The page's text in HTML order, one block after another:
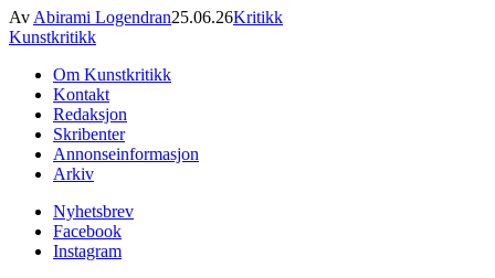
Av Abirami Logendran25.06.26Kritikk
Kunstkritikk
Om Kunstkritikk
Kontakt
Redaksjon
Skribenter
Annonseinformasjon
Arkiv
Nyhetsbrev
Facebook
Instagram